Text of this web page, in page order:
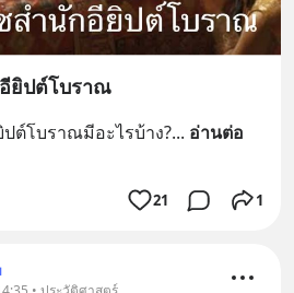
ยิปต์โบราณ
ต์โบราณมีอะไรบ้าง?... อ่านต่อ
21 1